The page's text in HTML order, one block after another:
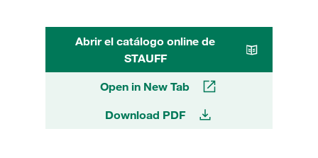
Abrir el catálogo online de
STAUFF
Open in New Tab
Download PDF